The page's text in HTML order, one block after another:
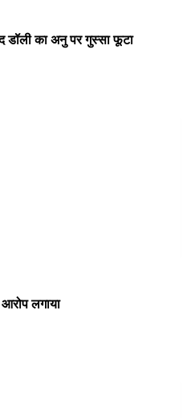
डॉली का अनु पर गुस्सा फूटा
लगाया